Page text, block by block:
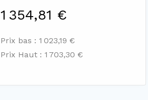
1 354,81 €
Prix bas : 1 023,19 €
Prix Haut : 1 703,30 €